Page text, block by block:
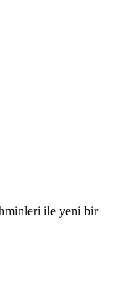
ile yeni bir